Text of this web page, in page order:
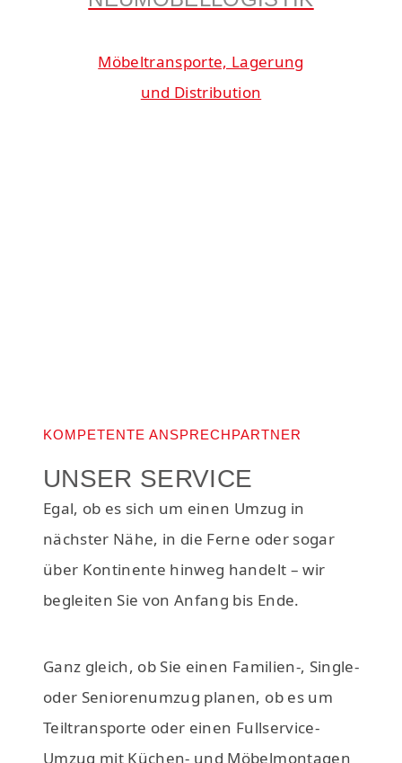
Möbeltransporte, Lagerung
und Distribution
KOMPETENTE ANSPRECHPARTNER
UNSER SERVICE
Egal, ob es sich um einen Umzug in
nächster Nähe, in die Ferne oder sogar
über Kontinente hinweg handelt – wir
begleiten Sie von Anfang bis Ende.
Ganz gleich, ob Sie einen Familien-, Single-
oder Seniorenumzug planen, ob es um
Teiltransporte oder einen Fullservice-
Umzug mit Küchen- und Möbelmontagen